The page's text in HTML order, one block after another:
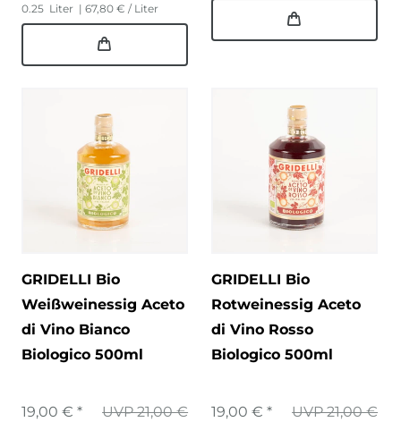
0.25 Liter | 67,80 € / Liter
GRIDELLI Bio
Weißweinessig Aceto
di Vino Bianco
Biologico 500ml
UVP 21,00 €
19,00 € *
GRIDELLI Bio
Rotweinessig Aceto
di Vino Rosso
Biologico 500ml
UVP 21,00 €
19,00 € *